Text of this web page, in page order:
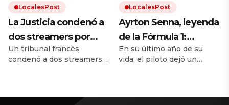
LocalesPost
La Justicia condenó a
dos streamers por
humillar y maltratar a
un influencer hasta su
Un tribunal francés
condenó a dos streamers
hasta 6.000 euros al mes
LocalesPost
Ayrton Senna, leyenda
de la Fórmula 1:
«Siempre busca
mucha fuerza, mucha
En su último año de su
vida, el piloto dejó un
años de su muerte, sus